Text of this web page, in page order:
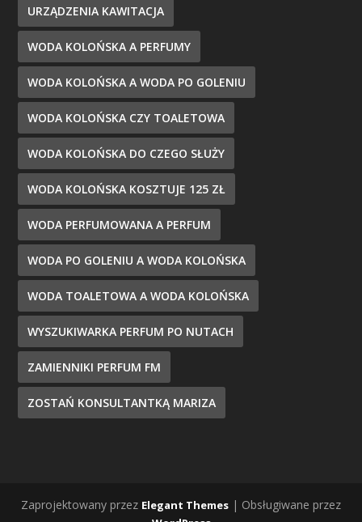
URZĄDZENIA KAWITACJA
WODA KOLOŃSKA A PERFUMY
WODA KOLOŃSKA A WODA PO GOLENIU
WODA KOLOŃSKA CZY TOALETOWA
WODA KOLOŃSKA DO CZEGO SŁUŻY
WODA KOLOŃSKA KOSZTUJE 125 ZŁ
WODA PERFUMOWANA A PERFUM
WODA PO GOLENIU A WODA KOLOŃSKA
WODA TOALETOWA A WODA KOLOŃSKA
WYSZUKIWARKA PERFUM PO NUTACH
ZAMIENNIKI PERFUM FM
ZOSTAŃ KONSULTANTKĄ MARIZA
Zaprojektowany przez Elegant Themes | Obsługiwane przez